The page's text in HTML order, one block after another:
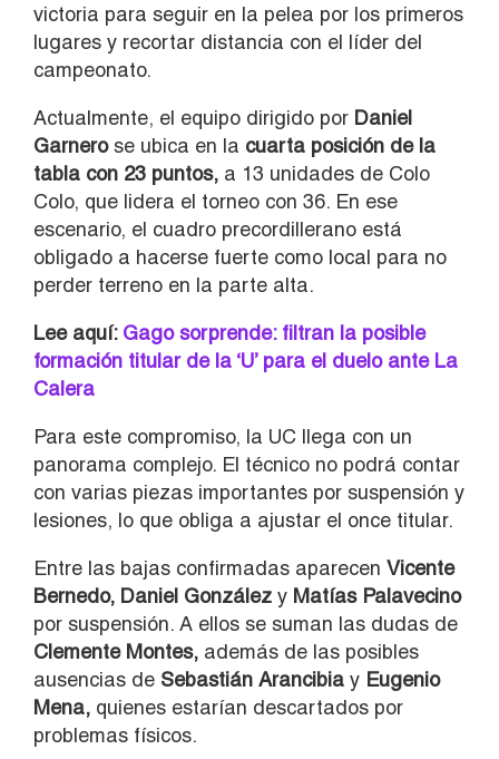
victoria para seguir en la pelea por los primeros
lugares y recortar distancia con el líder del
campeonato.
Actualmente, el equipo dirigido por Daniel
Garnerose ubica en la cuarta posición de la
tabla con 23 puntos, a 13 unidades de Colo
Colo, que lidera el torneo con 36. En ese
escenario, el cuadro precordillerano está
obligado a hacerse fuerte como local para no
perder terreno en la parte alta.
Lee aquí:Gago sorprende: filtran la posible
formación titular de la ‘U’ para el duelo ante La
Calera
Para este compromiso, la UC llega con un
panorama complejo. El técnico no podrá contar
con varias piezas importantes por suspensión y
lesiones, lo que obliga a ajustar el once titular.
Entre las bajas confirmadas aparecen Vicente
Bernedo, Daniel González y Matías Palavecino
por suspensión. A ellos se suman las dudas de
Clemente Montes, además de las posibles
ausencias de Sebastián Arancibia y Eugenio
Mena, quienes estarían descartados por
problemas físicos.